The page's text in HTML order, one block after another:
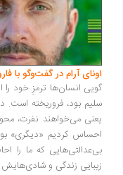
آرام در گفت‌وگو با فاروک
انسان‌ها ترمزِ خود را از
بود، فروریخته است. در
می‌خواهند نفرت، محورِ
کردیم «دیگری» بودن
که ما را احاطه
زندگی و شادی‌هایش...